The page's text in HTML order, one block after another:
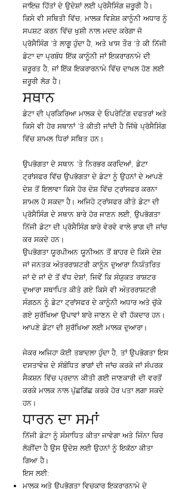
ਜਾਇਜ਼ ਹਿੱਤਾਂ ਦੇ ਉਦੇਸ਼ਾਂ ਲਈ ਪ੍ਰੋਸੈਸਿੰਗ ਜ਼ਰੂਰੀ ਹੈ।
ਕਿਸੇ ਵੀ ਸਥਿਤੀ ਵਿੱਚ, ਮਾਲਕ ਵਿਸ਼ੇਸ਼ ਕਾਨੂੰਨੀ ਅਧਾਰ ਨੂੰ
ਸਪਸ਼ਟ ਕਰਨ ਵਿੱਚ ਖੁਸ਼ੀ ਨਾਲ ਮਦਦ ਕਰੇਗਾ ਜੋ
ਪ੍ਰੋਸੈਸਿੰਗ 'ਤੇ ਲਾਗੂ ਹੁੰਦਾ ਹੈ, ਅਤੇ ਖਾਸ ਤੌਰ 'ਤੇ ਕੀ ਨਿੱਜੀ
ਡੇਟਾ ਦਾ ਪ੍ਰਬੰਧ ਇੱਕ ਕਾਨੂੰਨੀ ਜਾਂ ਇਕਰਾਰਨਾਮੇ ਦੀ
ਜ਼ਰੂਰਤ ਹੈ, ਜਾਂ ਇੱਕ ਇਕਰਾਰਨਾਮੇ ਵਿੱਚ ਦਾਖਲ ਹੋਣ ਲਈ
ਜ਼ਰੂਰੀ ਲੋੜ ਹੈ।
ਸਥਾਨ
ਡੇਟਾ ਦੀ ਪ੍ਰਕਿਰਿਆ ਮਾਲਕ ਦੇ ਓਪਰੇਟਿੰਗ ਦਫਤਰਾਂ ਅਤੇ
ਕਿਸੇ ਵੀ ਹੋਰ ਸਥਾਨਾਂ 'ਤੇ ਕੀਤੀ ਜਾਂਦੀ ਹੈ ਜਿੱਥੇ ਪ੍ਰੋਸੈਸਿੰਗ
ਵਿੱਚ ਸ਼ਾਮਲ ਧਿਰਾਂ ਸਥਿਤ ਹਨ।
ਉਪਭੋਗਤਾ ਦੇ ਸਥਾਨ 'ਤੇ ਨਿਰਭਰ ਕਰਦਿਆਂ, ਡੇਟਾ
ਟ੍ਰਾਂਸਫਰ ਵਿੱਚ ਉਪਭੋਗਤਾ ਦੇ ਡੇਟਾ ਨੂੰ ਉਹਨਾਂ ਦੇ ਆਪਣੇ
ਦੇਸ਼ ਤੋਂ ਇਲਾਵਾ ਕਿਸੇ ਹੋਰ ਦੇਸ਼ ਵਿੱਚ ਟ੍ਰਾਂਸਫਰ ਕਰਨਾ
ਸ਼ਾਮਲ ਹੋ ਸਕਦਾ ਹੈ। ਅਜਿਹੇ ਟ੍ਰਾਂਸਫਰ ਕੀਤੇ ਡੇਟਾ ਦੀ
ਪ੍ਰੋਸੈਸਿੰਗ ਦੇ ਸਥਾਨ ਬਾਰੇ ਹੋਰ ਜਾਣਨ ਲਈ, ਉਪਭੋਗਤਾ
ਨਿੱਜੀ ਡੇਟਾ ਦੀ ਪ੍ਰੋਸੈਸਿੰਗ ਬਾਰੇ ਵੇਰਵੇ ਵਾਲੇ ਭਾਗ ਦੀ ਜਾਂਚ
ਕਰ ਸਕਦੇ ਹਨ।
ਉਪਭੋਗਤਾ ਯੂਰਪੀਅਨ ਯੂਨੀਅਨ ਤੋਂ ਬਾਹਰ ਦੇ ਕਿਸੇ ਦੇਸ਼
ਜਾਂ ਜਨਤਕ ਅੰਤਰਰਾਸ਼ਟਰੀ ਕਾਨੂੰਨ ਦੁਆਰਾ ਨਿਯੰਤਰਿਤ
ਜਾਂ ਦੋ ਜਾਂ ਦੋ ਤੋਂ ਵੱਧ ਦੇਸ਼ਾਂ, ਜਿਵੇਂ ਕਿ ਸੰਯੁਕਤ ਰਾਸ਼ਟਰ
ਦੁਆਰਾ ਸਥਾਪਿਤ ਕੀਤੇ ਗਏ ਕਿਸੇ ਵੀ ਅੰਤਰਰਾਸ਼ਟਰੀ
ਸੰਗਠਨ ਨੂੰ ਡੇਟਾ ਟ੍ਰਾਂਸਫਰ ਦੇ ਕਾਨੂੰਨੀ ਅਧਾਰ ਅਤੇ ਚੁੱਕੇ
ਗਏ ਸੁਰੱਖਿਆ ਉਪਾਵਾਂ ਬਾਰੇ ਜਾਣਨ ਦੇ ਵੀ ਹੱਕਦਾਰ ਹਨ।
ਆਪਣੇ ਡੇਟਾ ਦੀ ਸੁਰੱਖਿਆ ਲਈ ਮਾਲਕ ਦੁਆਰਾ।
ਜੇਕਰ ਅਜਿਹਾ ਕੋਈ ਤਬਾਦਲਾ ਹੁੰਦਾ ਹੈ, ਤਾਂ ਉਪਭੋਗਤਾ ਇਸ
ਦਸਤਾਵੇਜ਼ ਦੇ ਸੰਬੰਧਿਤ ਭਾਗਾਂ ਦੀ ਜਾਂਚ ਕਰਕੇ ਜਾਂ ਸੰਪਰਕ
ਸੈਕਸ਼ਨ ਵਿੱਚ ਪ੍ਰਦਾਨ ਕੀਤੀ ਗਈ ਜਾਣਕਾਰੀ ਦੀ ਵਰਤੋਂ
ਕਰਕੇ ਮਾਲਕ ਨਾਲ ਪੁੱਛਗਿੱਛ ਕਰਕੇ ਹੋਰ ਪਤਾ ਲਗਾ ਸਕਦੇ
ਹਨ।
ਧਾਰਨ ਦਾ ਸਮਾਂ
ਨਿੱਜੀ ਡੇਟਾ ਨੂੰ ਸੰਸਾਧਿਤ ਕੀਤਾ ਜਾਵੇਗਾ ਅਤੇ ਜਿੰਨਾ ਚਿਰ
ਲੋੜੀਂਦਾ ਹੈ ਉਸ ਉਦੇਸ਼ ਲਈ ਉਹਨਾਂ ਨੂੰ ਇਕੱਠਾ ਕੀਤਾ
ਗਿਆ ਹੈ।
ਇਸ ਲਈ:
ਮਾਲਕ ਅਤੇ ਉਪਭੋਗਤਾ ਵਿਚਕਾਰ ਇਕਰਾਰਨਾਮੇ ਦੇ